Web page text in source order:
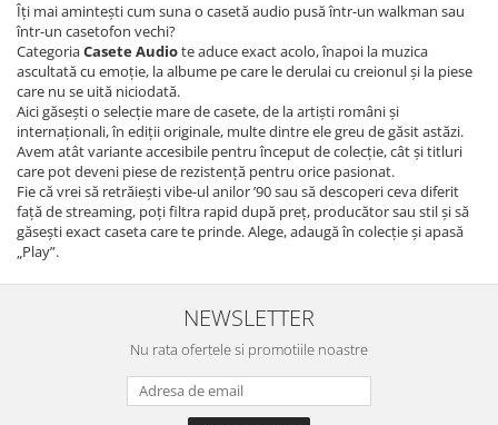
Îți mai amintești cum suna o casetă audio pusă într-un walkman sau
într-un casetofon vechi?
CategoriaCasete Audiote aduce exact acolo, înapoi la muzica
ascultată cu emoție, la albume pe care le derulai cu creionul și la piese
care nu se uită niciodată.
Aici găsești o selecție mare de casete, de la artiști români și
internaționali, în ediții originale, multe dintre ele greu de găsit astăzi.
Avem atât variante accesibile pentru început de colecție, cât și titluri
care pot deveni piese de rezistență pentru orice pasionat.
Fie că vrei să retrăiești vibe-ul anilor ’90 sau să descoperi ceva diferit
față de streaming, poți filtra rapid după preț, producător sau stil și să
găsești exact caseta care te prinde. Alege, adaugă în colecție și apasă
„Play”.
NEWSLETTER
Nu rata ofertele si promotiile noastre